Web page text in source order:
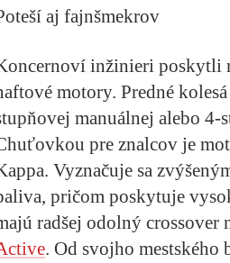
aj fajnšmekrov
inžinieri poskytli
motory. Predné
manuálnej alebo
pre znalcov je
Vyznačuje sa
pričom poskytuje
radšej odolný crossover
. Od svojho mestského